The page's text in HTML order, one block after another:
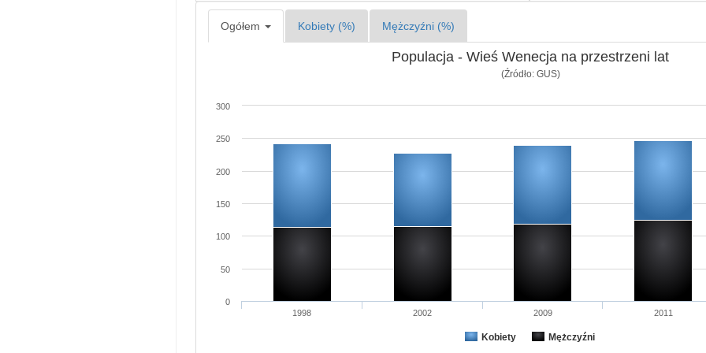
Ogółem Kobiety (%) Mężczyźni (%)
Populacja - Wieś Wenecja na przestrzeni lat
(Źródło: GUS)
Kobiety Mężczyźni
1998 2002 2009 2011
0
50
100
150
200
250
300